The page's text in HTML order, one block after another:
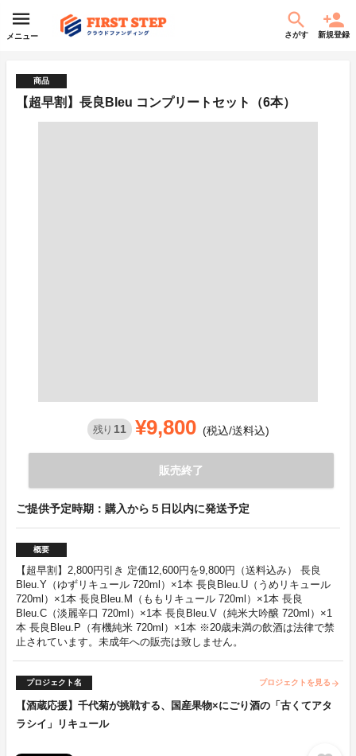
メニュー さがす 新規登録
商品
【超早割】長良Bleu コンプリートセット（6本）
残り 11 ¥9,800 (税込/送料込)
販売終了
ご提供予定時期：購入から５日以内に発送予定
概要
【超早割】2,800円引き 定価12,600円を9,800円（送料込み） 長良
Bleu.Y（ゆずリキュール 720ml）×1本 長良Bleu.U（うめリキュール
720ml）×1本 長良Bleu.M（ももリキュール 720ml）×1本 長良
Bleu.C（淡麗辛口 720ml）×1本 長良Bleu.V（純米大吟醸 720ml）×1
本 長良Bleu.P（有機純米 720ml）×1本 ※20歳未満の飲酒は法律で禁
止されています。未成年への販売は致しません。
プロジェクト名 プロジェクトを見る arrow_forward
【酒蔵応援】千代菊が挑戦する、国産果物×にごり酒の「古くてアタ
ラシイ」リキュール